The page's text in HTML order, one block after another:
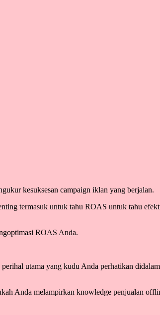
kesuksesan campaign iklan yang berjalan.
termasuk untuk tahu ROAS untuk tahu
ROAS Anda.
utama yang kudu Anda perhatikan
Anda melampirkan knowledge penjualan